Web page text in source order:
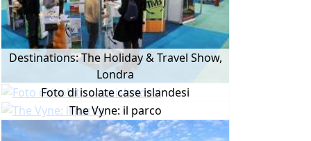
Destinations: The Holiday & Travel Show,
Londra
Foto di isolate case islandesi
The Vyne: il parco